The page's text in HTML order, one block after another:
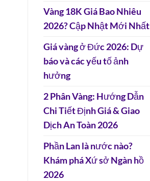
Vàng 18K Giá Bao Nhiêu
2026? Cập Nhật Mới Nhất
Giá vàng ở Đức 2026: Dự
báo và các yếu tố ảnh
hưởng
2 Phân Vàng: Hướng Dẫn
Chi Tiết Định Giá & Giao
Dịch An Toàn 2026
Phần Lan là nước nào?
Khám phá Xứ sở Ngàn hồ
2026